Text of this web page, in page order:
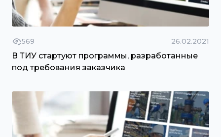
569 26.02.2021
В ТИУ стартуют программы, разработанные
под требования заказчика